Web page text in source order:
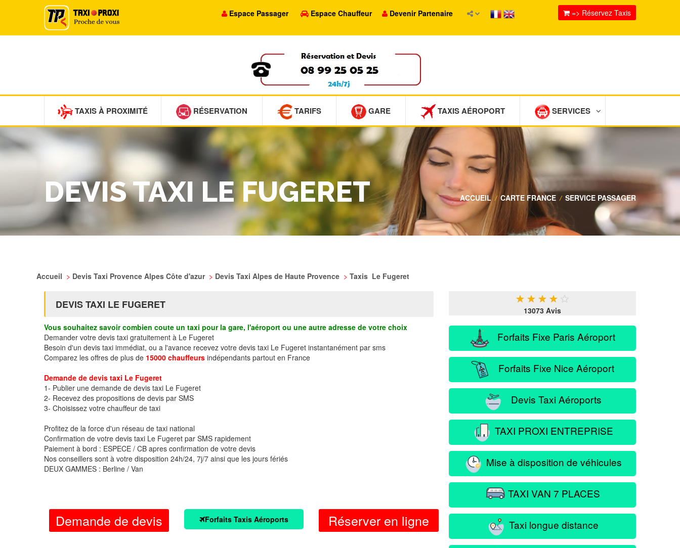
Espace Passager Espace Chauffeur Devenir Partenaire => Réservez Taxis
TAXIS À PROXIMITÉ RÉSERVATION TARIFS GARE TAXIS AÉROPORT SERVICES
DEVIS TAXI LE FUGERET ACCUEIL / CARTE FRANCE / SERVICE PASSAGER
Accueil > Devis Taxi Provence Alpes Côte d'azur > Devis Taxi Alpes de Haute Provence > Taxis Le Fugeret
DEVIS TAXI LE FUGERET
Vous souhaitez savoir combien coute un taxi pour la gare, l'aéroport ou une autre adresse de votre choix
Demander votre devis taxi gratuitement à Le Fugeret
Besoin d'un devis taxi immédiat, ou a l'avance recevez votre devis taxi Le Fugeret instantanément par sms
Comparez les offres de plus de 15000 chauffeurs indépendants partout en France
Demande de devis taxi Le Fugeret
1- Publier une demande de devis taxi Le Fugeret
2- Recevez des propositions de devis par SMS
3- Choisissez votre chauffeur de taxi
Profitez de la force d'un réseau de taxi national
Confirmation de votre devis taxi Le Fugeret par SMS rapidement
Paiement à bord : ESPECE / CB apres confirmation de votre devis
Nos conseillers sont à votre disposition 24h/24, 7j/7 ainsi que les jours fériés
DEUX GAMMES : Berline / Van
Demande de devis Forfaits Taxis Aéroports Réserver en ligne
★ ★ ★ ★ ★
13073 Avis
Forfaits Fixe Paris Aéroport
Forfaits Fixe Nice Aéroport
Devis Taxi Aéroports
TAXI PROXI ENTREPRISE
Mise à disposition de véhicules
TAXI VAN 7 PLACES
Taxi longue distance